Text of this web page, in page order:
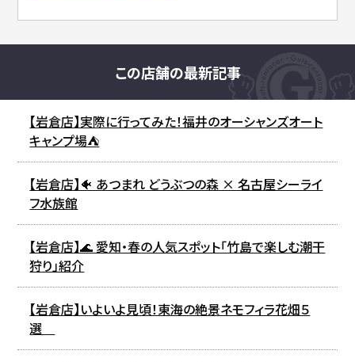
この店舗の最新記事
【岩倉店】実際に行ってみた！福井のオーシャンズオート
キャンプ場⛺
【岩倉店】🐠 あつまれ どうぶつの森 × 名古屋シーライ
フ水族館
【岩倉店】🌊 愛知・春の人気スポット「竹島で楽しむ潮干
狩り」紹介
【岩倉店】いよいよ見頃！東海の絶景ネモフィラ花畑５
選